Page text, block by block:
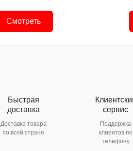
Смотреть
Быстрая
доставка
Доставка товара
по всей стране
сервис
Поддержка
клиентов по
телефону